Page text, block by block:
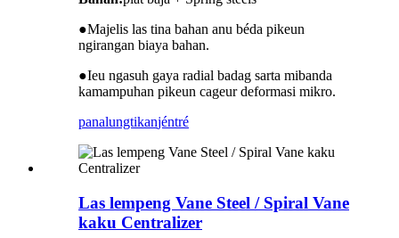
●Majelis las tina bahan anu béda pikeun
ngirangan biaya bahan.
●Ieu ngasuh gaya radial badag sarta mibanda
kamampuhan pikeun cageur deformasi mikro.
panalungtikanjéntré
Las lempeng Vane Steel / Spiral Vane
kaku Centralizer